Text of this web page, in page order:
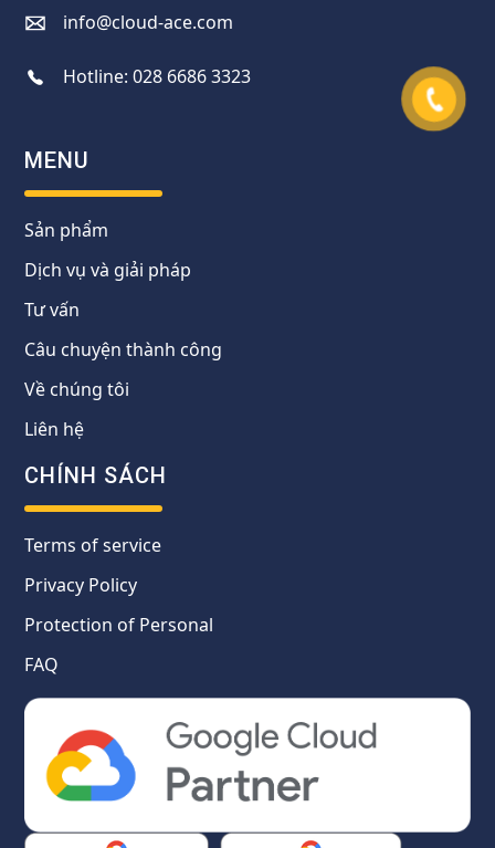
info@cloud-ace.com
Hotline:028 6686 3323
MENU
Sản phẩm
Dịch vụ và giải pháp
Tư vấn
Câu chuyện thành công
Về chúng tôi
Liên hệ
CHÍNH SÁCH
Terms of service
Privacy Policy
Protection of Personal
FAQ